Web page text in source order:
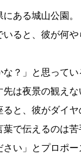
にある城山公園 。
ると、彼が何
？」 と思って
先は夜景の観えな
ると、彼がダイ
葉で伝えるのは
い」
とプロポ